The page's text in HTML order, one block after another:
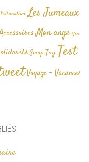
Les Jumeaux
Mon ange Non
Swap TagTest
Voyage - Vacances